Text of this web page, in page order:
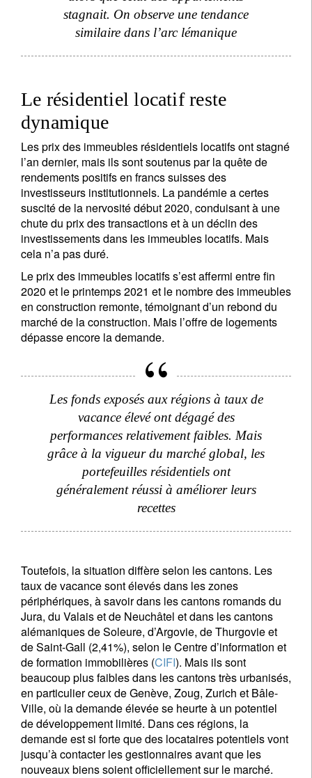
stagnait. On observe une tendance
similaire dans l’arc lémanique
Le résidentiel locatif reste
dynamique
Les prix des immeubles résidentiels locatifs ont stagné
l’an dernier, mais ils sont soutenus par la quête de
rendements positifs en francs suisses des
investisseurs institutionnels. La pandémie a certes
suscité de la nervosité début 2020, conduisant à une
chute du prix des transactions et à un déclin des
investissements dans les immeubles locatifs. Mais
cela n’a pas duré.
Le prix des immeubles locatifs s’est affermi entre fin
2020 et le printemps 2021 et le nombre des immeubles
en construction remonte, témoignant d’un rebond du
marché de la construction. Mais l’offre de logements
dépasse encore la demande.
Les fonds exposés aux régions à taux de
vacance élevé ont dégagé des
performances relativement faibles. Mais
grâce à la vigueur du marché global, les
portefeuilles résidentiels ont
généralement réussi à améliorer leurs
recettes
Toutefois, la situation diffère selon les cantons. Les
taux de vacance sont élevés dans les zones
périphériques, à savoir dans les cantons romands du
Jura, du Valais et de Neuchâtel et dans les cantons
alémaniques de Soleure, d’Argovie, de Thurgovie et
de Saint-Gall (2,41%), selon le Centre d’information et
de formation immobilières (CIFI). Mais ils sont
beaucoup plus faibles dans les cantons très urbanisés,
en particulier ceux de Genève, Zoug, Zurich et Bâle-
Ville, où la demande élevée se heurte à un potentiel
de développement limité. Dans ces régions, la
demande est si forte que des locataires potentiels vont
jusqu’à contacter les gestionnaires avant que les
nouveaux biens soient officiellement sur le marché.
S'inscrire à la newsletter
Email
Title First Name
Last Name
Country of residence
Vos informations seront utilisées conformément à
notrepolitique de confidentialité.
S'inscrire